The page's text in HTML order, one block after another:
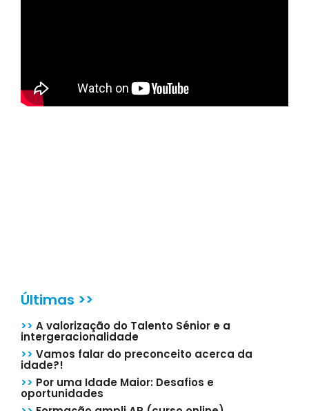
Últimas >>
>> A valorização do Talento Sénior e a
intergeracionalidade
>> Vamos falar do preconceito acerca da
idade?!
>> Por uma Idade Maior: Desafios e
oportunidades